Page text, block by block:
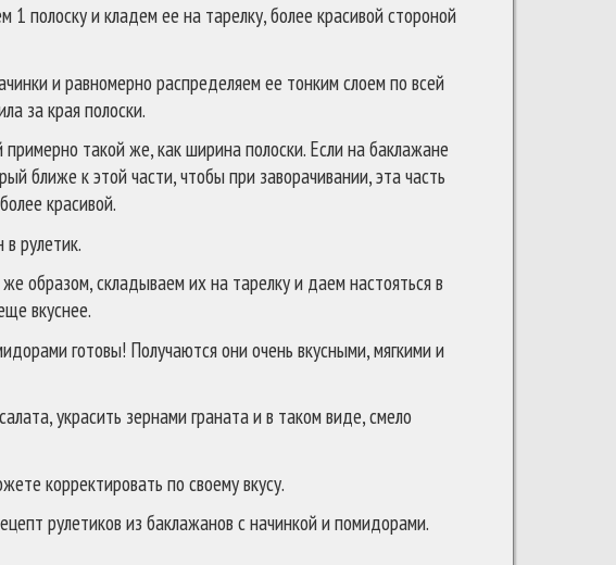
полоску и кладем ее на тарелку, более красивой стороной
и равномерно распределяем ее тонким слоем по всей
за края полоски.
такой же, как ширина полоски. Если на баклажане
ближе к этой части, чтобы при заворачивании, эта часть
красивой.
рулетик.
образом, складываем их на тарелку и даем настояться в
вкуснее.
готовы! Получаются они очень вкусными, мягкими и
украсить зернами граната и в таком виде, смело
корректировать по своему вкусу.
рулетиков из баклажанов с начинкой и помидорами.